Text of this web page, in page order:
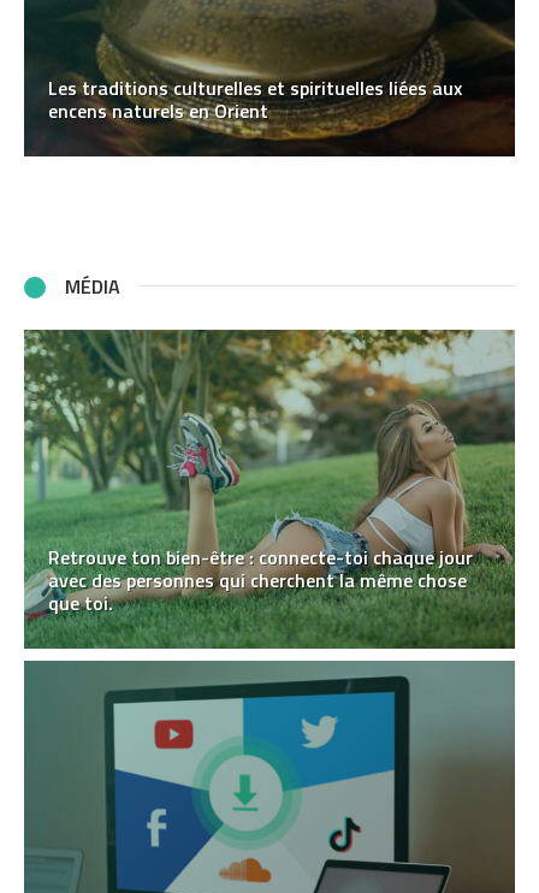
Les traditions culturelles et spirituelles liées aux
encens naturels en Orient
MÉDIA
Retrouve ton bien-être : connecte-toi chaque jour
avec des personnes qui cherchent la même chose
que toi.